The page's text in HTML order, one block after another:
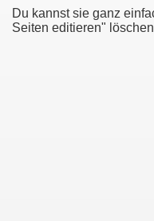
Du kannst sie ganz
Seiten editieren"